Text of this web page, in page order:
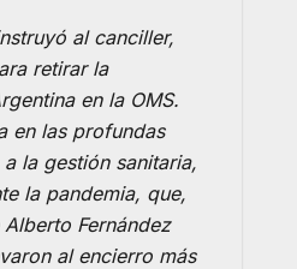
a
t
s
A
p
p
s
s
e
n
g
r
al canciller,
retirar la
en la OMS.
en las profundas
la gestión sanitaria,
la pandemia, que,
Fernández
al encierro más